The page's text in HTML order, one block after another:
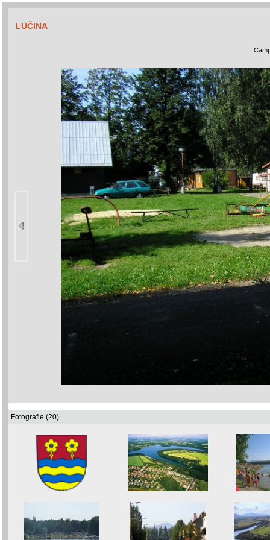
LUČINA
Fotografie (20)